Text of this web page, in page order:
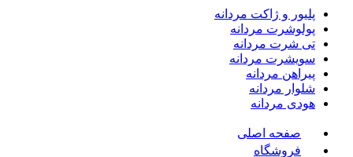
پلیور و ژاکت مردانه
پولوشرت مردانه
تی شرت مردانه
سویشرت مردانه
پیراهن مردانه
شلوار مردانه
هودی مردانه
صفحه اصلی
فروشگاه